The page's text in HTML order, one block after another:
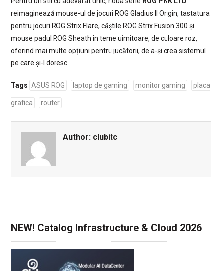
reimaginează mouse-ul de jocuri ROG Gladius II Origin, tastatura
pentru jocuri ROG Strix Flare, căștile ROG Strix Fusion 300 și
mouse padul ROG Sheath în teme uimitoare, de culoare roz,
oferind mai multe opțiuni pentru jucătorii, de a-și crea sistemul
pe care și-l doresc.
Tags ASUS ROG laptop de gaming monitor gaming placa
grafica router
Author: clubitc
NEW! Catalog Infrastructure & Cloud 2026